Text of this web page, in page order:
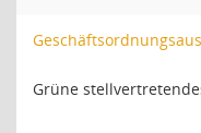
Grüne